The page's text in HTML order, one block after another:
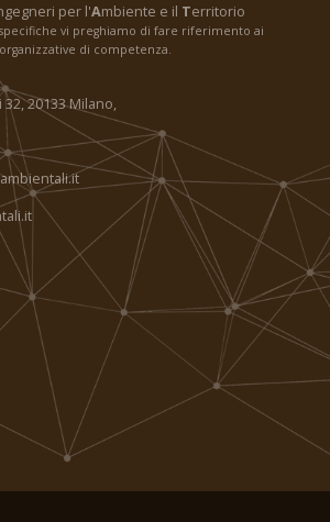
per l'Ambiente e il Territorio
vi preghiamo di fare riferimento ai
di competenza.
20133 Milano,